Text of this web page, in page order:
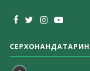
СЕРХОНАНДАТАРИН